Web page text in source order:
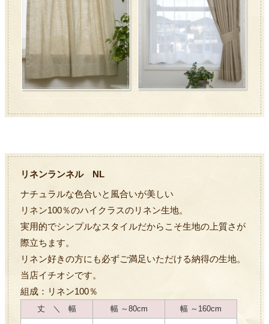
リネンランネル NL
ナチュラルな色合いと風合いが美しい
リネン100％のハイクラスのリネン生地。
実用的でシンプルなスタイルだからこそ生地の上質さが
際立ちます。
リネン好きの方にも必ずご満足いただける納得の生地。
当店イチオシです。
組成：リネン100％
丈 ＼ 幅 幅 ～80cm 幅 ～160cm